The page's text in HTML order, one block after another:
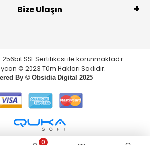
Bize Ulaşın
SSL Sertifikası ile korunmaktadır.
© 2023 Tüm Hakları Saklıdır.
By © Obsidia Digital 2025
0